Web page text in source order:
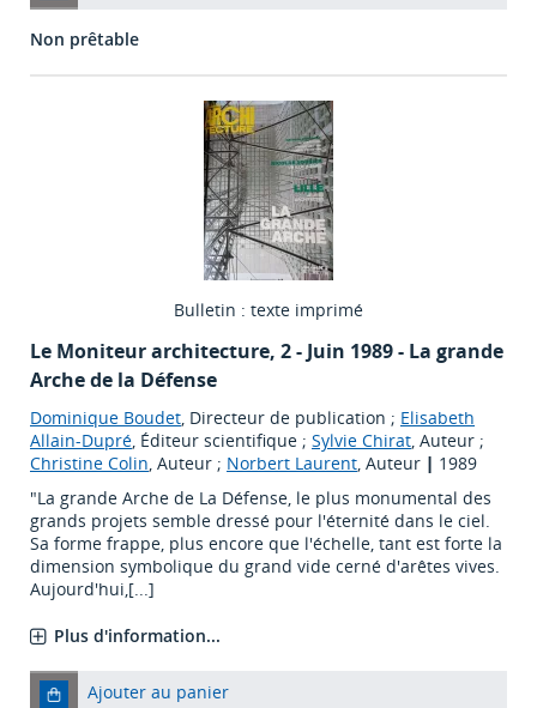
Non prêtable
Bulletin : texte imprimé
Le Moniteur architecture, 2 - Juin 1989 - La grande
Arche de la Défense
Dominique Boudet, Directeur de publication ; Elisabeth
Allain-Dupré, Éditeur scientifique ; Sylvie Chirat, Auteur ;
Christine Colin, Auteur ; Norbert Laurent, Auteur | 1989
"La grande Arche de La Défense, le plus monumental des
grands projets semble dressé pour l'éternité dans le ciel.
Sa forme frappe, plus encore que l'échelle, tant est forte la
dimension symbolique du grand vide cerné d'arêtes vives.
Aujourd'hui,[...]
Plus d'information...
Ajouter au panier